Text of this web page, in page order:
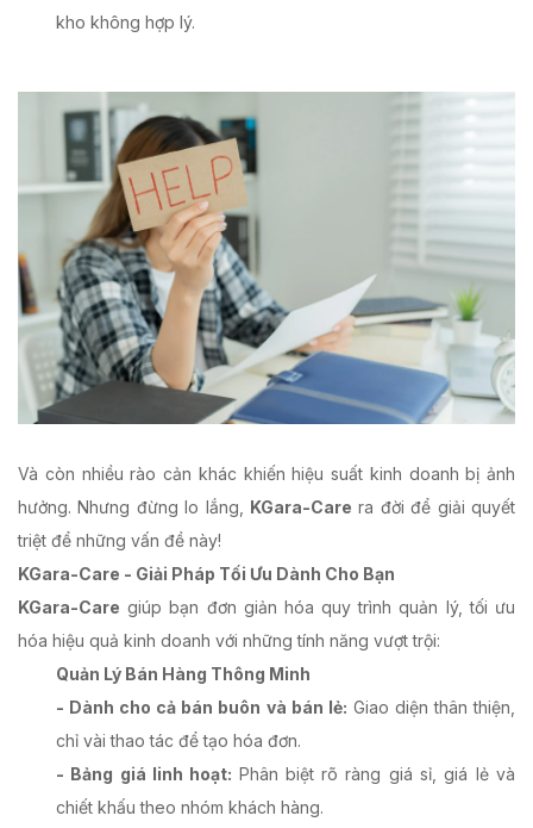
kho không hợp lý.
Và còn nhiều rào cản khác khiến hiệu suất kinh doanh bị ảnh
hưởng. Nhưng đừng lo lắng, KGara-Care ra đời để giải quyết
triệt để những vấn đề này!
KGara-Care - Giải Pháp Tối Ưu Dành Cho Bạn
KGara-Care giúp bạn đơn giản hóa quy trình quản lý, tối ưu
hóa hiệu quả kinh doanh với những tính năng vượt trội:
Quản Lý Bán Hàng Thông Minh
- Dành cho cả bán buôn và bán lẻ: Giao diện thân thiện,
chỉ vài thao tác để tạo hóa đơn.
- Bảng giá linh hoạt: Phân biệt rõ ràng giá sỉ, giá lẻ và
chiết khấu theo nhóm khách hàng.